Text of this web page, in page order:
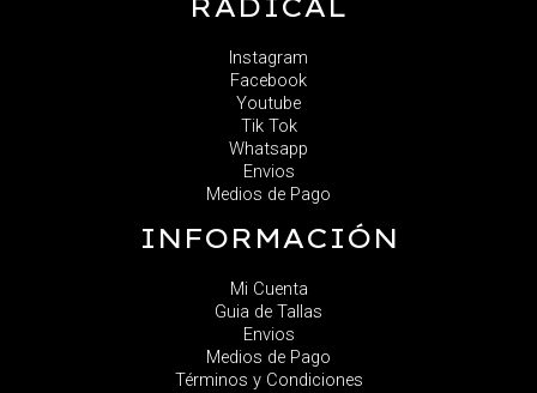
RADICAL
Instagram
Facebook
Youtube
Tik Tok
Whatsapp
Envios
Medios de Pago
INFORMACIÓN
Mi Cuenta
Guia de Tallas
Envios
Medios de Pago
Términos y Condiciones